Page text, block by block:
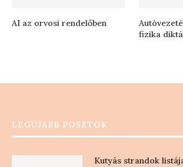
AI az orvosi rendelőben
fizika
LEGÚJABB POSZTOK
Kutyás strandok